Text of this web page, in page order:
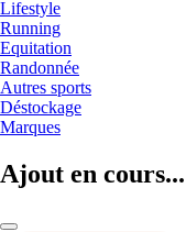
Lifestyle
Running
Equitation
Randonnée
Autres sports
Déstockage
Marques
Ajout en cours...